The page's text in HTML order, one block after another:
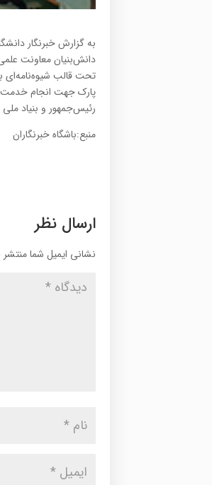
به گزارش خبرنگار
دانش‌بنیان معاونت
پارک جهت انجام خدمت
رئیس‌جمهور و بنیاد
منبع:باشگاه خبرنگاران
ارسال نظر
نشانی ایمیل شما